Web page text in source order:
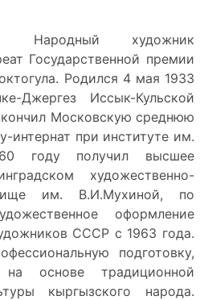
Народный художник
Государственной премии
Родился 4 мая 1933
Джергез Иссык-Кульской
Московскую среднюю
интернат при институте им.
году получил высшее
художественно-
им. В.И.Мухиной, по
оформление
СССР с 1963 года.
подготовку,
основе традиционной
кыргызского народа.